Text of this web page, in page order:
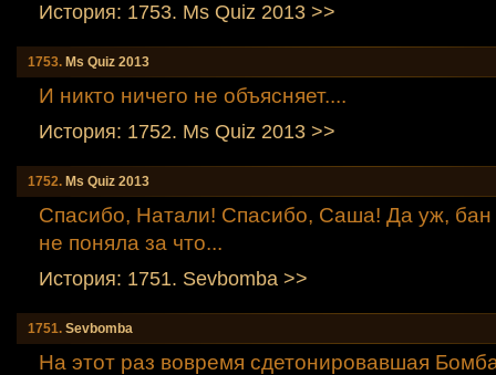
История: 1753. Мs Quiz 2013 >>
1753. Мs Quiz 2013
И никто ничего не объясняет....
История: 1752. Мs Quiz 2013 >>
1752. Мs Quiz 2013
Спасибо, Натали! Спасибо, Саша! Да уж, бан
не поняла за что...
История: 1751. Sevbomba >>
1751. Sevbomba
На этот раз вовремя сдетонировавшая